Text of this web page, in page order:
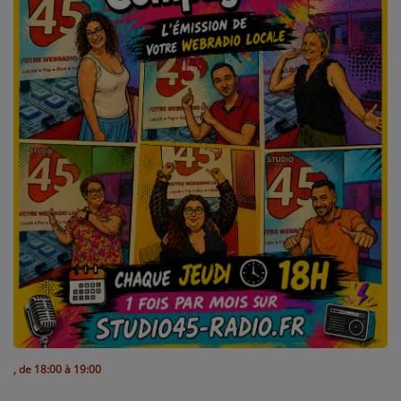
L'ÉNERGIE DES 9 ÉTOILES
MIXTAPE ADDICT RADIO SHOW
"SI ON CHANTAIT", L'ÉMISSION
SONS 2 DARONS
La Radio
EQUIPE
PODCASTS
INTERVIEW
Musique
, de 18:00 à 19:00